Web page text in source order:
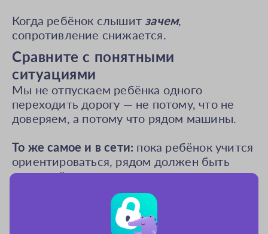
Когда ребёнок слышит зачем,
сопротивление снижается.
Сравните с понятными
ситуациями
Мы не отпускаем ребёнка одного
переходить дорогу — не потому, что не
доверяем, а потому что рядом машины.
То же самое и в сети: пока ребёнок учится
ориентироваться, рядом должен быть
взрослый.
Настраивайте вместе.
Покажите, что вы не прячете настройки от
ребёнка. Пусть он сам увидит, что можно